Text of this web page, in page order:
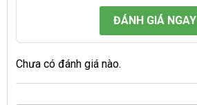
ĐÁNH GIÁ NGAY
Chưa có đánh giá nào.